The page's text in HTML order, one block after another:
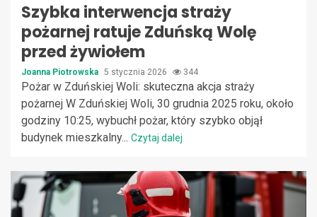
Szybka interwencja straży
pożarnej ratuje Zduńską Wolę
przed żywiołem
Joanna Piotrowska 5 stycznia 2026 344
Pożar w Zduńskiej Woli: skuteczna akcja straży
pożarnej W Zduńskiej Woli, 30 grudnia 2025 roku, około
godziny 10:25, wybuchł pożar, który szybko objął
budynek mieszkalny... Czytaj dalej